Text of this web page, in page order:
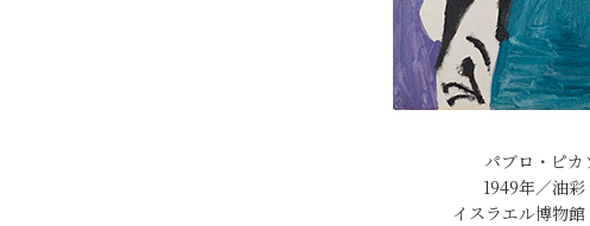
パブロ・ピカ
1949年／油
イスラエル博物